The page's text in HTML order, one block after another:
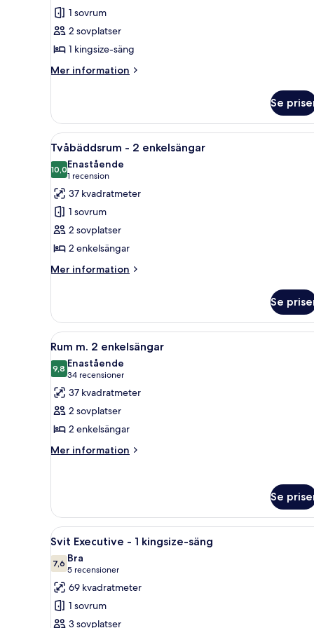
Rum
-
1
kingsize-
säng
1 sovrum
2 sovplatser
1 kingsize-säng
Mer information
Mer
-
kingsize-
säng
Se
Öppna
alla
foton
för
Tvåbäddsrum
-
2
enkelsängar
Ett modernt hotellrum med
3
Tvåbäddsrum - 2 enkelsängar
10,010,0 av 10
Enastående
1 recension
(1 recension)
37 kvadratmeter
1 sovrum
2 sovplatser
2 enkelsängar
Mer information
Mer
-
enkelsängar
Se
Öppna
alla
foton
för
Rum
m.
2
enkelsängar
Ett hotellrum med två
9
Rum m. 2 enkelsängar
9,89,8 av 10
Enastående
34 recensioner
(34 recensioner)
37 kvadratmeter
2 sovplatser
2 enkelsängar
Mer information
Mer
2
enkelsängar
Se
Öppna
alla
foton
för
Svit
Executive
Ett modernt sovrum med en
23
Svit Executive - 1 kingsize-säng
7,67,6 av 10
Bra
5 recensioner
(5 recensioner)
69 kvadratmeter
1 sovrum
3 sovplatser